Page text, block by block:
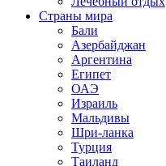
Страны мира
Бали
Азербайджан
Аргентина
Египет
ОАЭ
Израиль
Мальдивы
Шри-ланка
Турция
Таиланд